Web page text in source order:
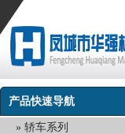
产品快速导航
轿车系列